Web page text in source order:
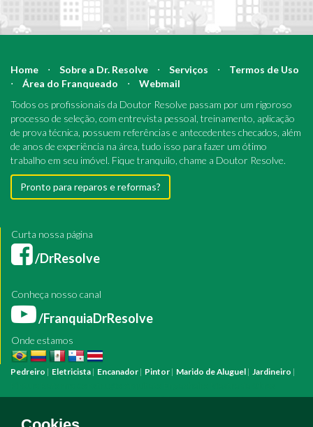
Home ⋅ Sobre a Dr. Resolve ⋅ Serviços ⋅
Termos de Uso
⋅
Área do Franqueado ⋅
Webmail
Todos os profissionais da Doutor Resolve passam por um rigoroso
processo de seleção, com entrevista pessoal, treinamento, aplicação
de prova técnica, possuem referências e antecedentes checados, além
de anos de experiência na área, tudo isso para fazer um ótimo
trabalho em seu imóvel. Fique tranquilo, chame a Doutor Resolve.
Pronto para reparos e reformas?
Curta nossa página
/DrResolve
Conheça nosso canal
/FranquiaDrResolve
Onde estamos
Pedreiro | Eletricista | Encanador | Pintor | Marido de Aluguel | Jardineiro |
Bombeiro HidráulicoManutenção PredialManutenção Residencial